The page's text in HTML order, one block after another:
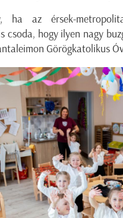
ha az érsek-
csoda, hogy ilyen nagy
Görögkatolikus